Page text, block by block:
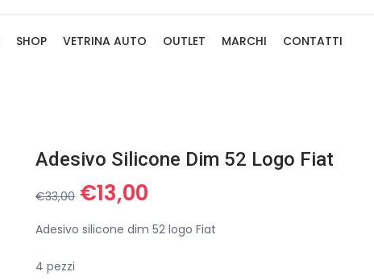
SHOP VETRINA AUTO OUTLET MARCHI CONTATTI
Adesivo Silicone Dim 52 Logo Fiat
€33,00 Il
prezzo
originale
€13,00
attuale
Adesivo silicone dim 52 logo Fiat
4 pezzi